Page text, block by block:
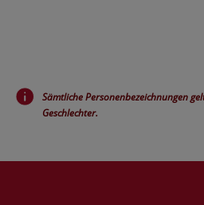
Sämtliche Personenbezeichnungen
Geschlechter.